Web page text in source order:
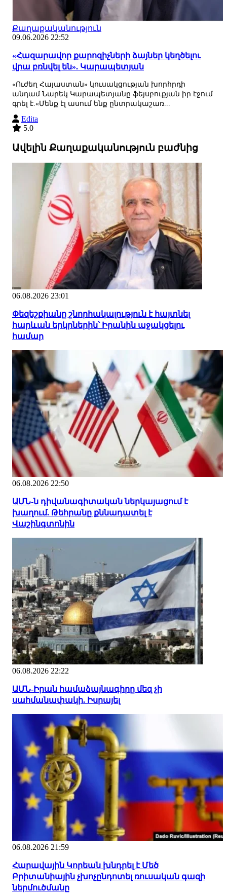
Քաղաքականություն
09.06.2026 22:52
«Հազարավոր քարոզիչների ձայներ կեղծելու
վրա բռնվել են». Կարապետյան
«Ուժեղ Հայաստան» կուսակցության խորհրդի
անդամ Նարեկ Կարապետյանը ֆեյսբուքյան իր էջում
գրել է.«Մենք էլ ասում ենք ընտրակաշառ...
Edita
5.0
Ավելին Քաղաքականություն բաժնից
06.08.2026 23:01
Փեզեշքիանը շնորհակալություն է հայտնել
հարևան երկրներին՝ Իրանին աջակցելու
համար
06.08.2026 22:50
ԱՄՆ-ն դիվանագիտական ներկայացում է
խաղում. Թեհրանը քննադատել է
Վաշինգտոնին
06.08.2026 22:22
ԱՄՆ-Իրան համաձայնագիրը մեզ չի
սահմանափակի. Իսրայել
06.08.2026 21:59
Հարավային Կորեան խնդրել է Մեծ
Բրիտանիային չխոչընդոտել ռուսական գազի
ներմուծմանը